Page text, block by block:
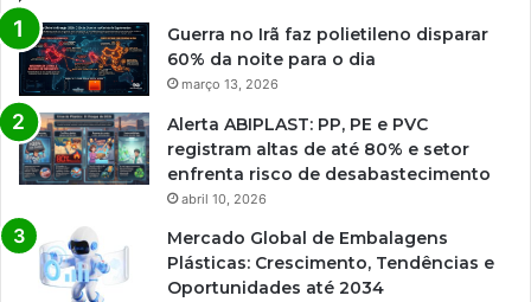
Guerra no Irã faz polietileno disparar
60% da noite para o dia
março 13, 2026
Alerta ABIPLAST: PP, PE e PVC
registram altas de até 80% e setor
enfrenta risco de desabastecimento
abril 10, 2026
Mercado Global de Embalagens
Plásticas: Crescimento, Tendências e
Oportunidades até 2034